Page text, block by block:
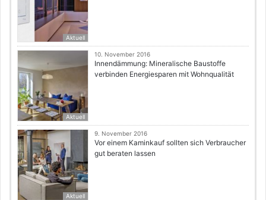
Aktuell
Aktuell
10. November 2016
Innendämmung: Mineralische Baustoffe
verbinden Energiesparen mit Wohnqualität
Aktuell
9. November 2016
Vor einem Kaminkauf sollten sich Verbraucher
gut beraten lassen